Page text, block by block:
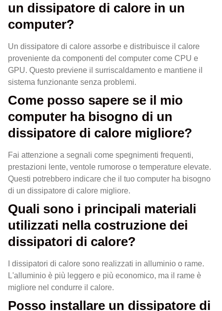
un dissipatore di calore in un
computer?
Un dissipatore di calore assorbe e distribuisce il calore
proveniente da componenti del computer come CPU e
GPU. Questo previene il surriscaldamento e mantiene il
sistema funzionante senza problemi.
Come posso sapere se il mio
computer ha bisogno di un
dissipatore di calore migliore?
Fai attenzione a segnali come spegnimenti frequenti,
prestazioni lente, ventole rumorose o temperature elevate.
Questi potrebbero indicare che il tuo computer ha bisogno
di un dissipatore di calore migliore.
Quali sono i principali materiali
utilizzati nella costruzione dei
dissipatori di calore?
I dissipatori di calore sono realizzati in alluminio o rame.
L'alluminio è più leggero e più economico, ma il rame è
migliore nel condurre il calore.
Posso installare un dissipatore di